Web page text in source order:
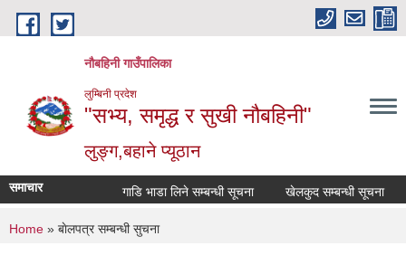
Skip to main content
नौबहिनी गाउँपालिका
लुम्बिनी प्रदेश
"सभ्य, समृद्ध र सुखी नौबहिनी"
लुङ्ग,बहाने प्यूठान
समाचार गाडि भाडा लिने सम्बन्धी सूचना खेलकुद सम्बन्धी सूचना
You are here
Home » बाेलपत्र सम्बन्धी सुचना